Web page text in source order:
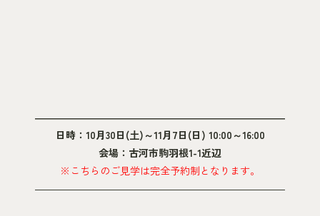
―――――――――――――――――――――――――
日時：10月30日(土)～11月7日(日) 10:00～16:00
会場：古河市駒羽根1-1近辺
※こちらのご見学は完全予約制となります。
―――――――――――――――――――――――――